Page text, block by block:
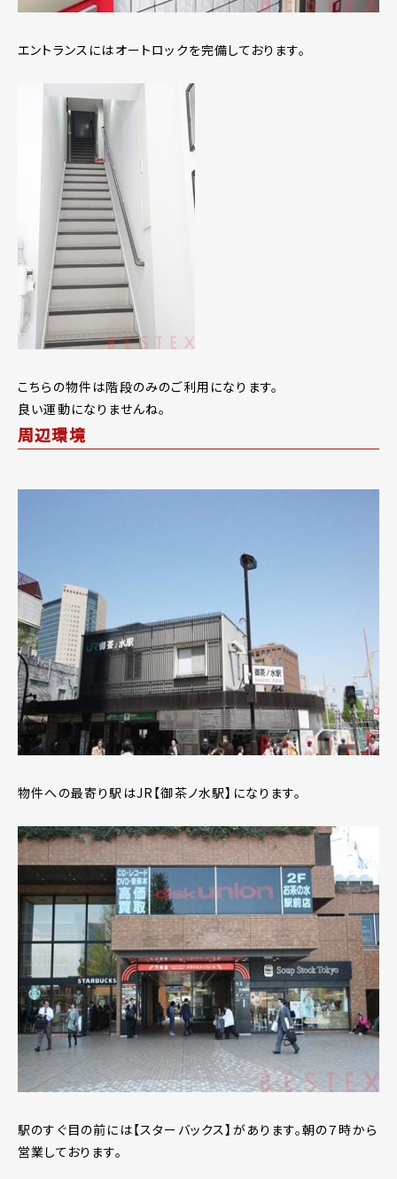
エントランスにはオートロックを完備しております。
こちらの物件は階段のみのご利用になります。
良い運動になりませんね。
周辺環境
物件への最寄り駅はJR【御茶ノ水駅】になります。
駅のすぐ目の前には【スターバックス】があります。朝の７時から
営業しております。